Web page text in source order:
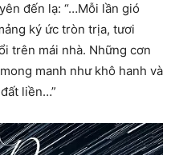
đến lạ: “…Mỗi lần gió
ký ức tròn trịa, tươi
trên mái nhà. Những cơn
manh như khô hanh và
liền…”